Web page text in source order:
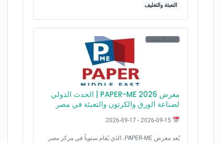
التعبئة والتغليف
نفس التصنيف
معرض PAPER-ME 2026 | الحدث الدولي
لصناعة الورق والكرتون والتعبئة في مصر
يُعد معرض PAPER-ME، الذي يُقام سنوياً في مركز مصر